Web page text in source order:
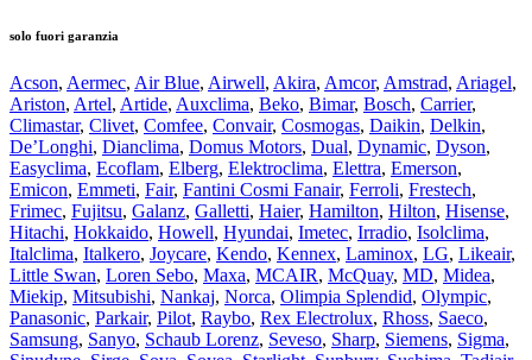
solo fuori garanzia
Acson, Aermec, Air Blue, Airwell, Akira, Amcor, Amstrad, Ariagel,
Ariston, Artel, Artide, Auxclima, Beko, Bimar, Bosch, Carrier,
Climastar, Clivet, Comfee, Convair, Cosmogas, Daikin, Delkin,
De’Longhi, Dianclima, Domus Motors, Dual, Dynamic, Dyson,
Easyclima, Ecoflam, Elberg, Elektroclima, Elettra, Emerson,
Emicon, Emmeti, Fair, Fantini Cosmi Fanair, Ferroli, Frestech,
Frimec, Fujitsu, Galanz, Galletti, Haier, Hamilton, Hilton, Hisense,
Hitachi, Hokkaido, Howell, Hyundai, Imetec, Irradio, Isolclima,
Italclima, Italkero, Joycare, Kendo, Kennex, Laminox, LG, Likeair,
Little Swan, Loren Sebo, Maxa, MCAIR, McQuay, MD, Midea,
Miekip, Mitsubishi, Nankaj, Norca, Olimpia Splendid, Olympic,
Panasonic, Parkair, Pilot, Raybo, Rex Electrolux, Rhoss, Saeco,
Samsung, Sanyo, Schaub Lorenz, Seveso, Sharp, Siemens, Sigma,